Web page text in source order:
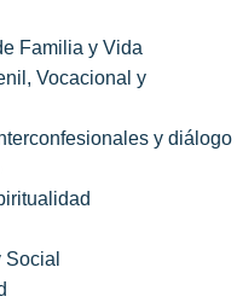
Familia y Vida
Vocacional y
y diálogo